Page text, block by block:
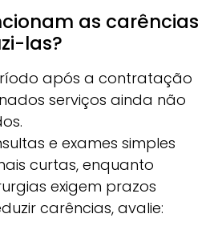
as carências
las?
após a contratação
serviços ainda não
e exames simples
curtas, enquanto
exigem prazos
carências, avalie: